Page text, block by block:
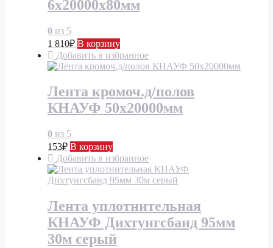
6х20000х80мм
0 из 5
1 810₽ В корзину
Добавить в избранное
Лента кромоч.д/полов
КНАУФ 50х20000мм
0 из 5
153₽ В корзину
Добавить в избранное
Лента уплотнительная
КНАУФ Дихтунгсбанд 95мм
30м серый